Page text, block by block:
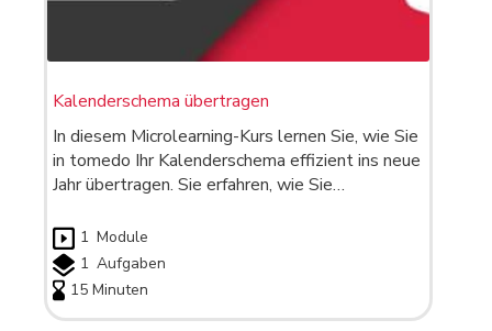
Kalenderschema übertragen
In diesem Microlearning-Kurs lernen Sie, wie Sie
in tomedo Ihr Kalenderschema effizient ins neue
Jahr übertragen. Sie erfahren, wie Sie…
1 Module
1 Aufgaben
15 Minuten